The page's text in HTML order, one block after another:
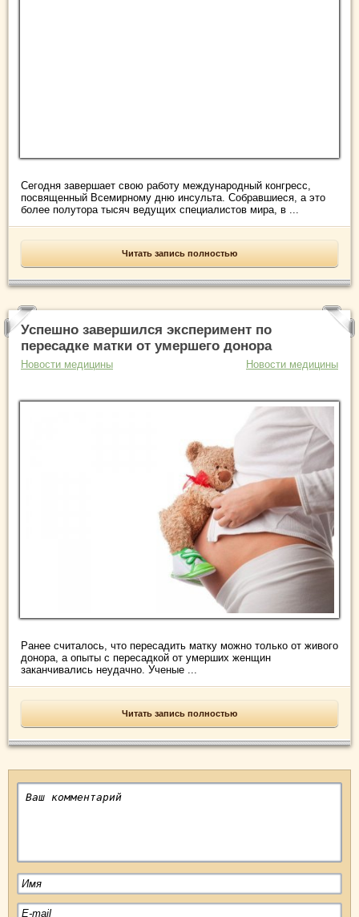
Сегодня завершает свою работу международный конгресс,
посвященный Всемирному дню инсульта. Собравшиеся, а это
более полутора тысяч ведущих специалистов мира, в ...
Читать запись полностью
Успешно завершился эксперимент по
пересадке матки от умершего донора
Новости медицины Новости медицины
Ранее считалось, что пересадить матку можно только от живого
донора, а опыты с пересадкой от умерших женщин
заканчивались неудачно. Ученые ...
Читать запись полностью